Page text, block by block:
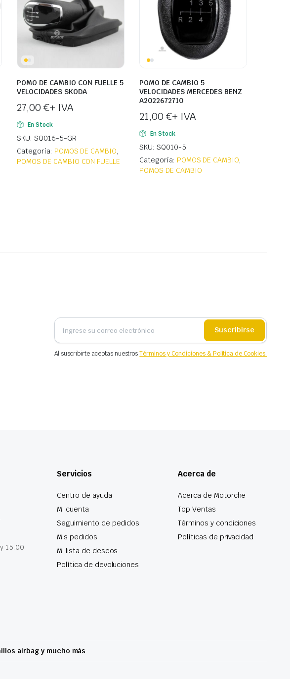
POMO DE CAMBIO CON FUELLE 5
VELOCIDADES SKODA
27,00 €+ IVA
En Stock
SKU: SQ016-5-GR
Categoría: POMOS DE CAMBIO,
POMOS DE CAMBIO CON FUELLE
POMO DE CAMBIO 5
VELOCIDADES MERCEDES BENZ
A2022672710
21,00 €+ IVA
En Stock
SKU: SQ010-5
Categoría: POMOS DE CAMBIO,
POMOS DE CAMBIO
Suscribirse
Al suscribirte aceptas nuestrosTérminos y Condiciones & Política de Cookies.
15:00
Servicios
Centro de ayuda
Mi cuenta
Seguimiento de pedidos
Mis pedidos
Mi lista de deseos
Política de devoluciones
Acerca de
Acerca de Motorche
Top Ventas
Términos y condiciones
Políticas de privacidad
airbag y mucho más